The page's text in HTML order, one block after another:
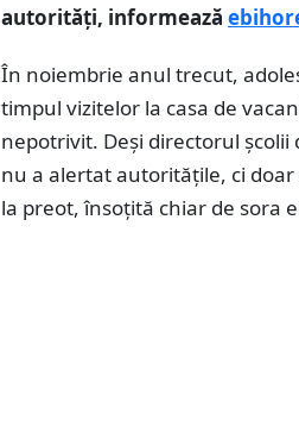
autorități, informează
În noiembrie anul trecut,
timpul vizitelor la casa de
nepotrivit. Deși directorul școlii
nu a alertat autoritățile, ci
la preot, însoțită chiar de sora